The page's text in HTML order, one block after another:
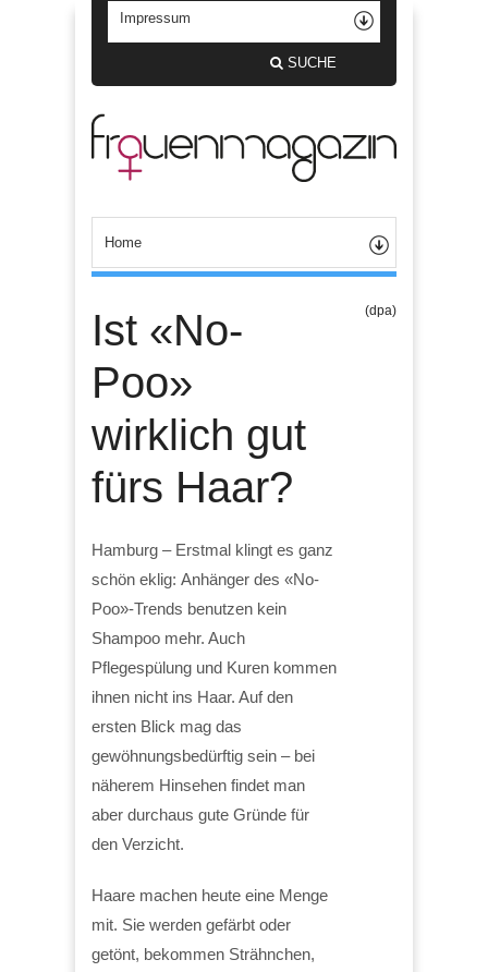
SUCHE
Ist «No-
Poo»
wirklich gut
fürs Haar?
(dpa)
Hamburg – Erstmal klingt es ganz
schön eklig: Anhänger des «No-
Poo»-Trends benutzen kein
Shampoo mehr. Auch
Pflegespülung und Kuren kommen
ihnen nicht ins Haar. Auf den
ersten Blick mag das
gewöhnungsbedürftig sein – bei
näherem Hinsehen findet man
aber durchaus gute Gründe für
den Verzicht.
Haare machen heute eine Menge
mit. Sie werden gefärbt oder
getönt, bekommen Strähnchen,